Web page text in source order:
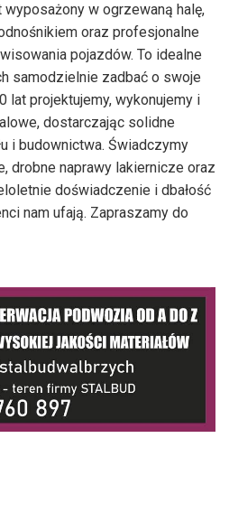
w ogrzewaną halę,
oraz profesjonalne
pojazdów. To idealne
samodzielnie zadbać o swoje
lat projektujemy, wykonujemy i
dostarczając solidne
i budownictwa. Świadczymy
drobne naprawy lakiernicze oraz
doświadczenie i dbałość
nam ufają. Zapraszamy do